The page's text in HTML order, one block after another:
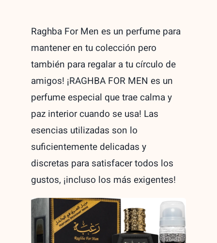
Edition
Eau
de
parfum
100ml
quantity
Raghba For Men es un perfume para
mantener en tu colección pero
también para regalar a tu círculo de
amigos! ¡RAGHBA FOR MEN es un
perfume especial que trae calma y
paz interior cuando se usa! Las
esencias utilizadas son lo
suficientemente delicadas y
discretas para satisfacer todos los
gustos, ¡incluso los más exigentes!